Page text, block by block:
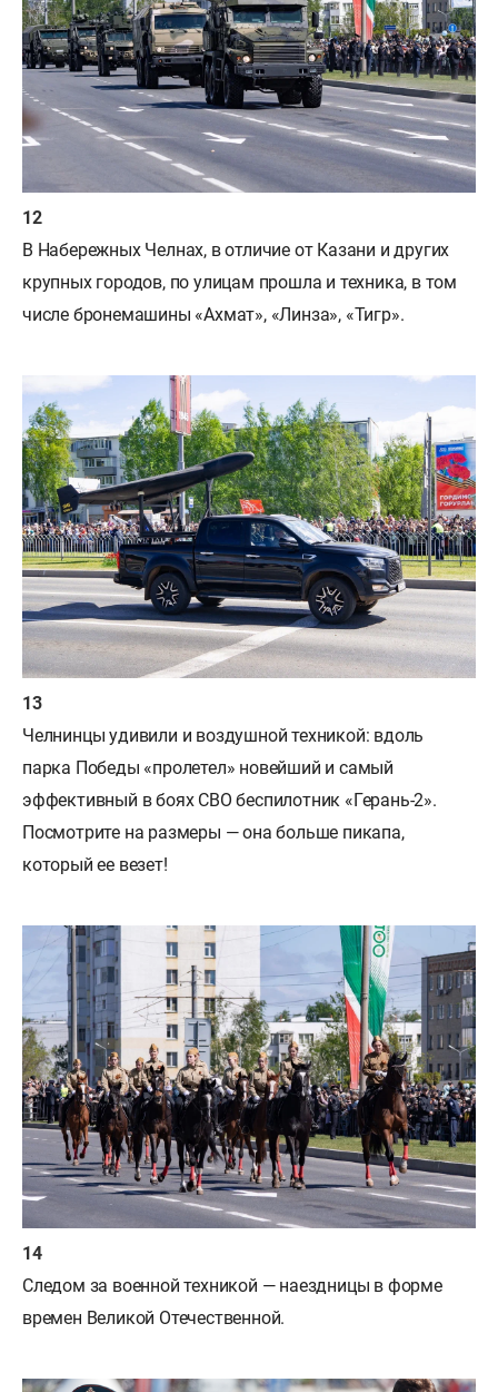
В Набережных Челнах, в отличие от Казани и других
крупных городов, по улицам прошла и техника, в том
числе бронемашины «Ахмат», «Линза», «Тигр».
Челнинцы удивили и воздушной техникой: вдоль
парка Победы «пролетел» новейший и самый
эффективный в боях СВО беспилотник «Герань-2».
Посмотрите на размеры — она больше пикапа,
который ее везет!
Следом за военной техникой — наездницы в форме
времен Великой Отечественной.